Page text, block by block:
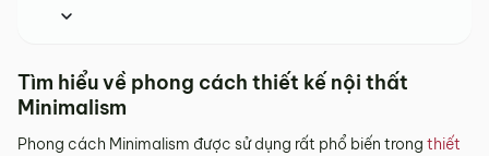
Tìm hiểu về phong cách thiết kế nội thất
Minimalism
Phong cách Minimalism được sử dụng rất phổ biến trong thiết